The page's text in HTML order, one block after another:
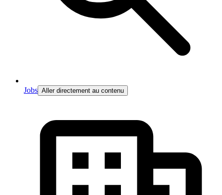
Jobs Aller directement au contenu